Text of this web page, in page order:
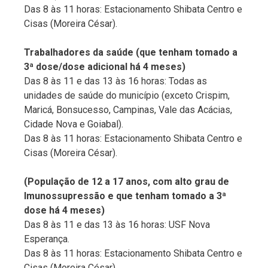
Das 8 às 11 horas: Estacionamento Shibata Centro e
Cisas (Moreira César).
Trabalhadores da saúde (que tenham tomado a
3ª dose/dose adicional há 4 meses)
Das 8 às 11 e das 13 às 16 horas: Todas as
unidades de saúde do município (exceto Crispim,
Maricá, Bonsucesso, Campinas, Vale das Acácias,
Cidade Nova e Goiabal).
Das 8 às 11 horas: Estacionamento Shibata Centro e
Cisas (Moreira César).
(População de 12 a 17 anos, com alto grau de
Imunossupressão e que tenham tomado a 3ª
dose há 4 meses)
Das 8 às 11 e das 13 às 16 horas: USF Nova
Esperança.
Das 8 às 11 horas: Estacionamento Shibata Centro e